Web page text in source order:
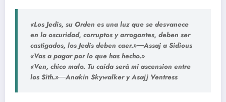
«Los Jedis, su Orden es una luz que se desvanece
en la oscuridad, corruptos y arrogantes, deben ser
castigados, los Jedis deben caer.»―Assaj a Sidious
«Vas a pagar por lo que has hecho.»
«Ven, chico malo. Tu caída será mi ascension entre
los Sith.»―Anakin Skywalker y Asajj Ventress